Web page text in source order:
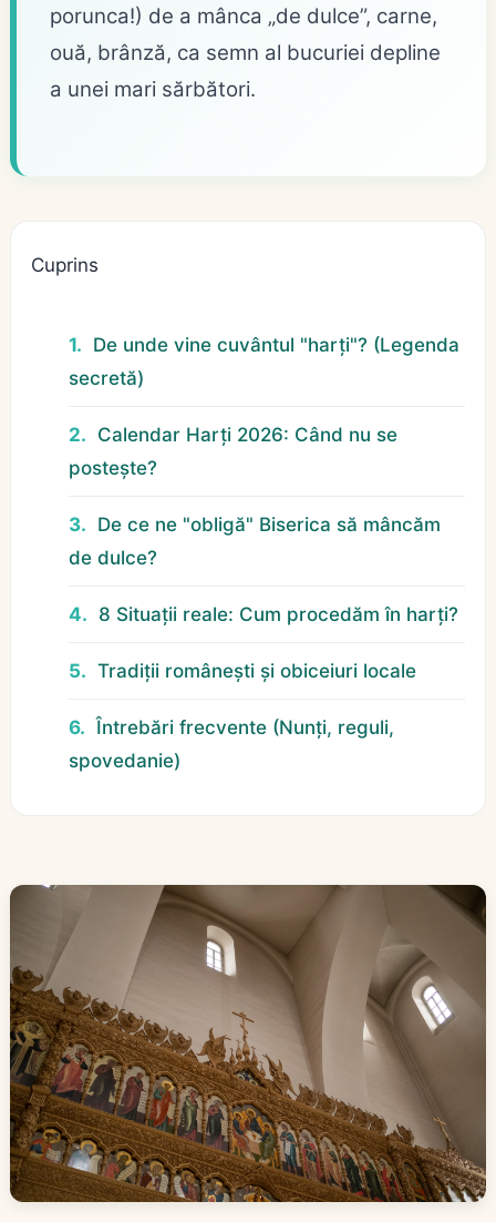
porunca!) de a mânca „de dulce”, carne,
ouă, brânză, ca semn al bucuriei depline
a unei mari sărbători.
Cuprins
De unde vine cuvântul "harți"? (Legenda
secretă)
Calendar Harți 2026: Când nu se
postește?
De ce ne "obligă" Biserica să mâncăm
de dulce?
8 Situații reale: Cum procedăm în harți?
Tradiții românești și obiceiuri locale
Întrebări frecvente (Nunți, reguli,
spovedanie)